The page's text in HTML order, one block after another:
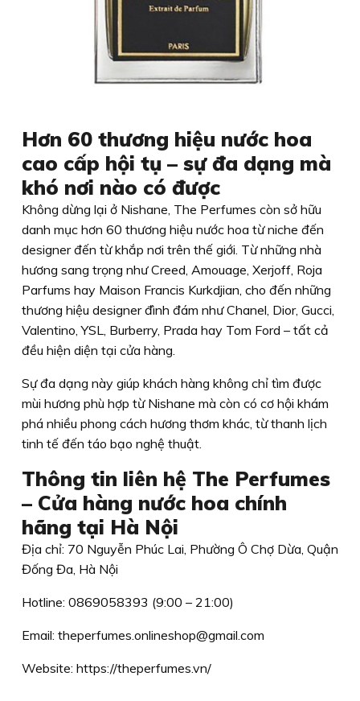
Hơn 60 thương hiệu nước hoa
cao cấp hội tụ – sự đa dạng mà
khó nơi nào có được
Không dừng lại ở Nishane, The Perfumes còn sở hữu
danh mục hơn 60 thương hiệu nước hoa từ niche đến
designer đến từ khắp nơi trên thế giới. Từ những nhà
hương sang trọng như Creed, Amouage, Xerjoff, Roja
Parfums hay Maison Francis Kurkdjian, cho đến những
thương hiệu designer đình đám như Chanel, Dior, Gucci,
Valentino, YSL, Burberry, Prada hay Tom Ford – tất cả
đều hiện diện tại cửa hàng.
Sự đa dạng này giúp khách hàng không chỉ tìm được
mùi hương phù hợp từ Nishane mà còn có cơ hội khám
phá nhiều phong cách hương thơm khác, từ thanh lịch
tinh tế đến táo bạo nghệ thuật.
Thông tin liên hệ The Perfumes
– Cửa hàng nước hoa chính
hãng tại Hà Nội
Địa chỉ: 70 Nguyễn Phúc Lai, Phường Ô Chợ Dừa, Quận
Đống Đa, Hà Nội
Hotline: 0869058393 (9:00 – 21:00)
Email: theperfumes.onlineshop@gmail.com
Website: https://theperfumes.vn/